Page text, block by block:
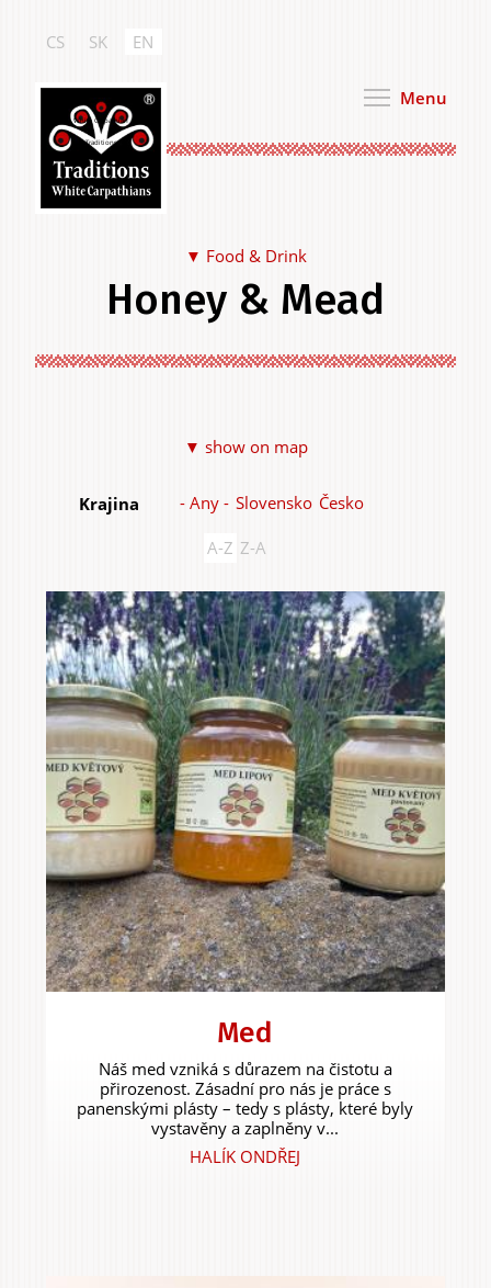
content
White Carpathian
Traditions
Menu
CS SK EN
Food & Drink
Items
Home & Interior
Garden & Orchard
Services
Experiences &
Agritourism
Honey & Mead
▼ show on map
Krajina - Any - Slovensko Česko
A-Z Z-A
Med
Náš med vzniká s důrazem na čistotu a
přirozenost. Zásadní pro nás je práce s
panenskými plásty – tedy s plásty, které byly
vystavěny a zaplněny v...
HALÍK ONDŘEJ